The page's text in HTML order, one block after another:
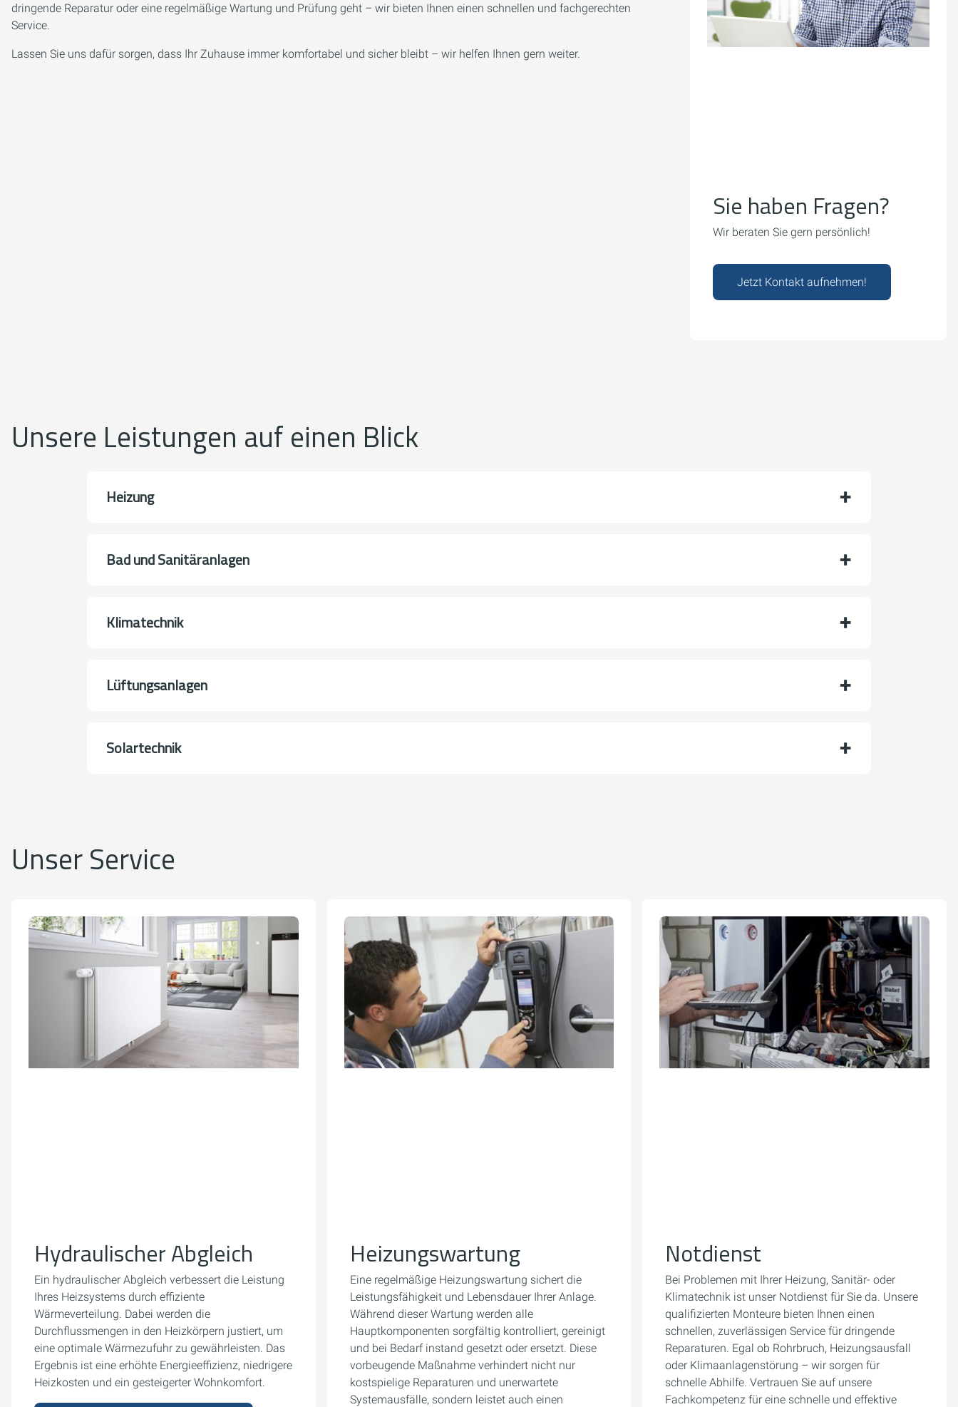
dringende Reparatur oder eine regelmäßige Wartung und Prüfung geht – wir bieten Ihnen einen schnellen und fachgerechten
Service.
Lassen Sie uns dafür sorgen, dass Ihr Zuhause immer komfortabel und sicher bleibt – wir helfen Ihnen gern weiter.
Sie haben Fragen?
Wir beraten Sie gern persönlich!
Jetzt Kontakt aufnehmen!
Unsere Leistungen auf einen Blick
Heizung
Bad und Sanitäranlagen
Klimatechnik
Lüftungsanlagen
Solartechnik
Unser Service
Hydraulischer Abgleich
Ein hydraulischer Abgleich verbessert die Leistung
Ihres Heizsystems durch effiziente
Wärmeverteilung. Dabei werden die
Durchflussmengen in den Heizkörpern justiert, um
eine optimale Wärmezufuhr zu gewährleisten. Das
Ergebnis ist eine erhöhte Energieeffizienz, niedrigere
Heizkosten und ein gesteigerter Wohnkomfort.
Heizungswartung
Eine regelmäßige Heizungswartung sichert die
Leistungsfähigkeit und Lebensdauer Ihrer Anlage.
Während dieser Wartung werden alle
Hauptkomponenten sorgfältig kontrolliert, gereinigt
und bei Bedarf instand gesetzt oder ersetzt. Diese
vorbeugende Maßnahme verhindert nicht nur
kostspielige Reparaturen und unerwartete
Systemausfälle, sondern leistet auch einen
Notdienst
Bei Problemen mit Ihrer Heizung, Sanitär- oder
Klimatechnik ist unser Notdienst für Sie da. Unsere
qualifizierten Monteure bieten Ihnen einen
schnellen, zuverlässigen Service für dringende
Reparaturen. Egal ob Rohrbruch, Heizungsausfall
oder Klimaanlagenstörung – wir sorgen für
schnelle Abhilfe. Vertrauen Sie auf unsere
Fachkompetenz für eine schnelle und effektive